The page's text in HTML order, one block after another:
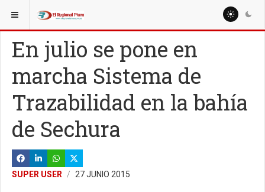
ESTÁ AQUÍ: REGIÓN PIURA
En julio se pone en
marcha Sistema de
Trazabilidad en la bahía
de Sechura
SUPER USER 27 JUNIO 2015